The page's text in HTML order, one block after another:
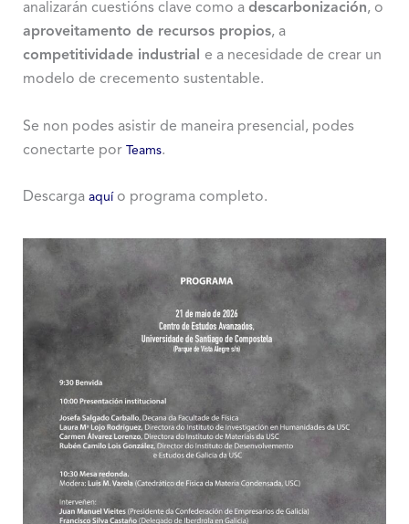
analizarán cuestións clave como a descarbonización, o
aproveitamento de recursos propios, a
competitividade industrial e a necesidade de crear un
modelo de crecemento sustentable.
Se non podes asistir de maneira presencial, podes
conectarte por Teams.
Descarga aquí o programa completo.